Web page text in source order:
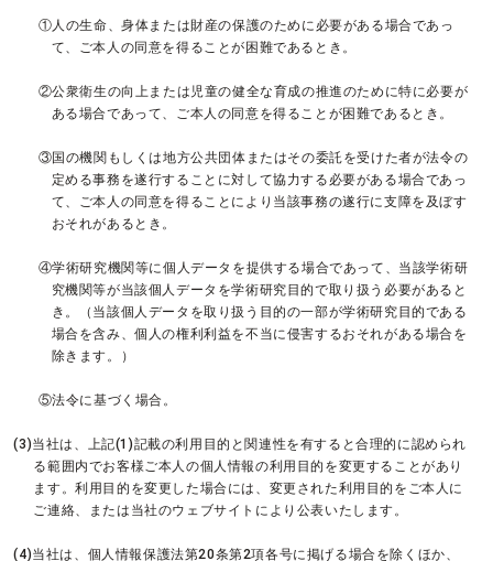
①人の生命、身体または財産の保護のために必要がある場合であっ
て、ご本人の同意を得ることが困難であるとき。
②公衆衛生の向上または児童の健全な育成の推進のために特に必要が
ある場合であって、ご本人の同意を得ることが困難であるとき。
③国の機関もしくは地方公共団体またはその委託を受けた者が法令の
定める事務を遂行することに対して協力する必要がある場合であっ
て、ご本人の同意を得ることにより当該事務の遂行に支障を及ぼす
おそれがあるとき。
④学術研究機関等に個人データを提供する場合であって、当該学術研
究機関等が当該個人データを学術研究目的で取り扱う必要があると
き。（当該個人データを取り扱う目的の一部が学術研究目的である
場合を含み、個人の権利利益を不当に侵害するおそれがある場合を
除きます。）
⑤法令に基づく場合。
(3)当社は、上記(1)記載の利用目的と関連性を有すると合理的に認められ
る範囲内でお客様ご本人の個人情報の利用目的を変更することがあり
ます。利用目的を変更した場合には、変更された利用目的をご本人に
ご連絡、または当社のウェブサイトにより公表いたします。
(4)当社は、個人情報保護法第20条第2項各号に掲げる場合を除くほか、